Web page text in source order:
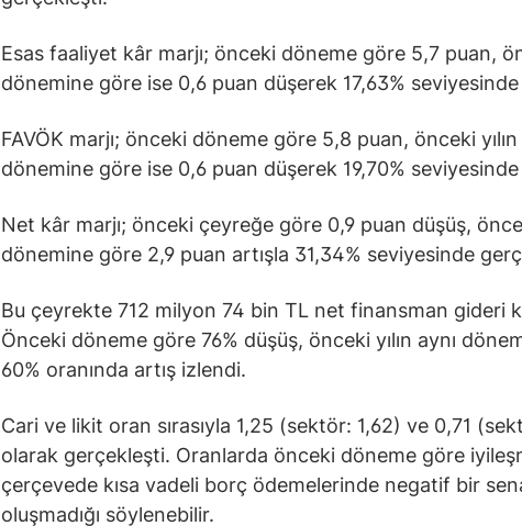
Esas faaliyet kâr marjı; önceki döneme göre 5,7 puan,
dönemine göre ise 0,6 puan düşerek 17,63%
FAVÖK marjı; önceki döneme göre 5,8 puan, önceki yılın
dönemine göre ise 0,6 puan düşerek 19,70%
Net kâr marjı; önceki çeyreğe göre 0,9 puan düşüş,
dönemine göre 2,9 puan artışla 31,34% seviyesinde
Bu çeyrekte 712 milyon 74 bin TL net finansman gideri
Önceki döneme göre 76% düşüş, önceki yılın aynı
60% oranında artış izlendi.
Cari ve likit oran sırasıyla 1,25 (sektör: 1,62) ve 0,71
olarak gerçekleşti. Oranlarda önceki döneme göre
çerçevede kısa vadeli borç ödemelerinde negatif bir
oluşmadığı söylenebilir.